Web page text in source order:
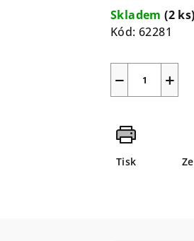
cena:
Skladem(2 ks)
Kód: 62281
+
−
Tisk